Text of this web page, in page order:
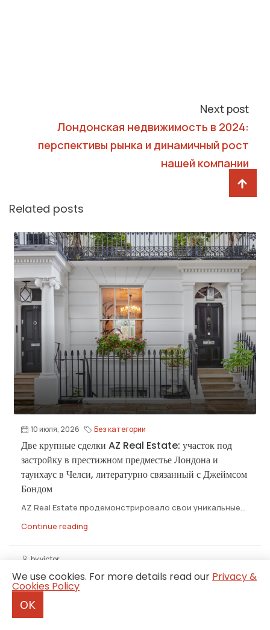
Next post
Лондонская недвижимость в 2024:
перспективы рынка и динамичный рост
нашей компании
Related posts
10 июля, 2026 Без категории
Две крупные сделки AZ Real Estate: участок под
застройку в престижном предместье Лондона и
таунхаус в Челси, литературно связанный с Джеймсом
Бондом
AZ Real Estate продемонстрировало свои уникальные...
Continue reading
by victor
We use cookies. For more details read our Privacy &
Cookies Policy
OK